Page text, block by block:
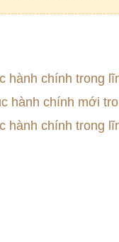
hành chính trong
hành chính mới
hành chính trong